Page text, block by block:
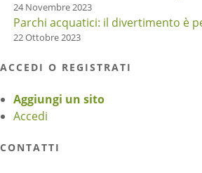
24 Novembre 2023
Parchi acquatici: il divertimento è
22 Ottobre 2023
ACCEDI O REGISTRATI
Aggiungi un sito
Accedi
CONTATTI